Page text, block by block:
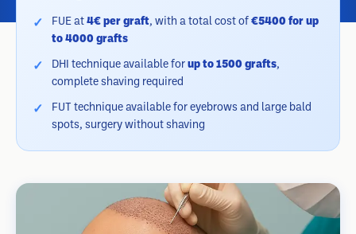
FUE at 4€ per graft, with a total cost of €5400 for up
to 4000 grafts
DHI technique available for up to 1500 grafts,
complete shaving required
FUT technique available for eyebrows and large bald
spots, surgery without shaving